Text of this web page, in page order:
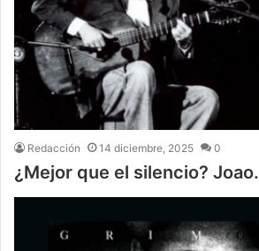
Redacción 14 diciembre, 2025 0
¿Mejor que el silencio? Joao.